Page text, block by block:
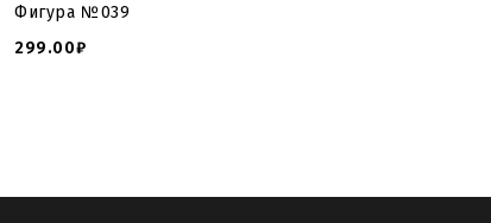
Фигура №039
299.00₽